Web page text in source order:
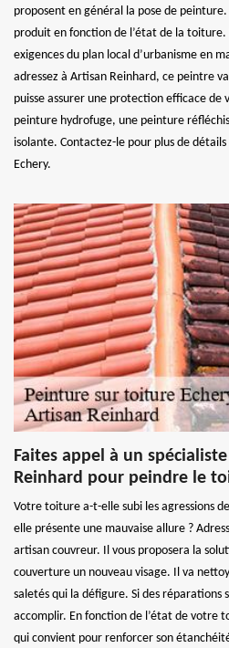
proposent en général la pose de
produit en fonction de l’état de la
exigences du plan local d’urbanisme en
adressez à Artisan Reinhard, ce peintre
puisse assurer une protection efficace
peinture hydrofuge, une peinture
isolante. Contactez-le pour plus de détails
Echery.
Faites appel à un
Reinhard pour peindre le
Votre toiture a-t-elle subi les agressions
elle présente une mauvaise allure ?
artisan couvreur. Il vous proposera la
couverture un nouveau visage. Il va
saletés qui la défigure. Si des réparations
accomplir. En fonction de l’état de votre
qui convient pour renforcer son